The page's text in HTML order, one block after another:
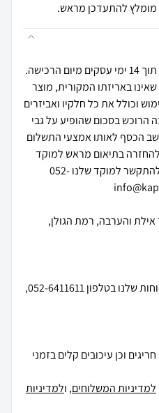
מומלץ להתעדכן מראש.
ניתן להחזיר מוצר שנרכש באתר תוך 14 ימי עסקים מיום הרכישה.
באריזתו המקורית, מוצר
וכולל את כל חלקיו ואביזרים
הרוכש בסכום שהופיע על גבי
הכסף לאותו אמצעי התשלום
בתיאום מראש למוקד
שלנו למידע נוסף ובירורים ניתן להתקשר למוקד שלנו 052-
והערבה, רמת הגולן,
וכן עיכובים קלים בזמני
למדיניות המשלוחים, ולמדיניות